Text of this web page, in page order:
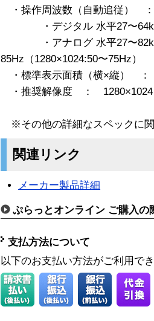
・操作周波数（自動追従） ：
・デジタル 水平27〜
・アナログ 水平27〜
85Hz（1280×1024:50〜75Hz）
・標準表示面積（横×縦） ：
・推奨解像度 ： 1280×1024
※その他の詳細なスペックに
関連リンク
メーカー製品詳細
ぷらっとオンライン ご購入の
支払方法について
以下のお支払い方法がご利用で